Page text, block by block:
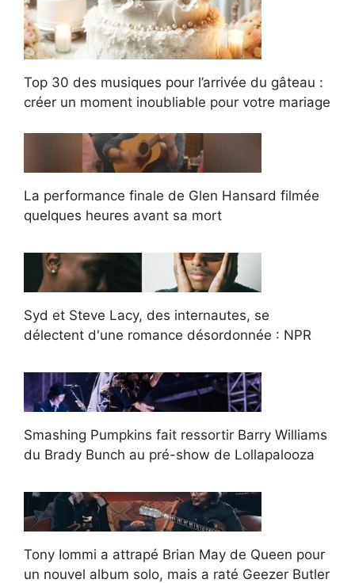
Top 30 des musiques pour l’arrivée du gâteau :
créer un moment inoubliable pour votre mariage
La performance finale de Glen Hansard filmée
quelques heures avant sa mort
Syd et Steve Lacy, des internautes, se
délectent d'une romance désordonnée : NPR
Smashing Pumpkins fait ressortir Barry Williams
du Brady Bunch au pré-show de Lollapalooza
Tony Iommi a attrapé Brian May de Queen pour
un nouvel album solo, mais a raté Geezer Butler